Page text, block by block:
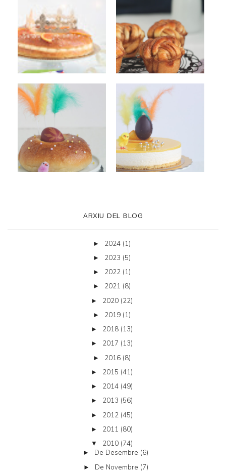
ARXIU DEL BLOG
► 2024 (1)
► 2023 (5)
► 2022 (1)
► 2021 (8)
► 2020 (22)
► 2019 (1)
► 2018 (13)
► 2017 (13)
► 2016 (8)
► 2015 (41)
► 2014 (49)
► 2013 (56)
► 2012 (45)
► 2011 (80)
▼ 2010 (74)
► De Desembre (6)
► De Novembre (7)